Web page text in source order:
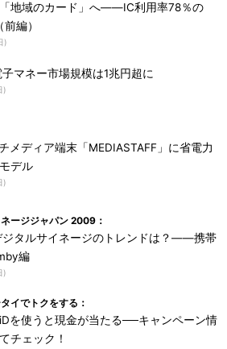
地域のカード」へ――IC利用率78％の
編）
)
マネー市場規模は1兆円超に
)
メディア端末「MEDIASTAFF」に省電力
デル
)
ージジャパン 2009：
ジタルサイネージのトレンドは？――携帯
編
)
イでトクをする：
を使うと現金が当たる──キャンペーン情
チェック！